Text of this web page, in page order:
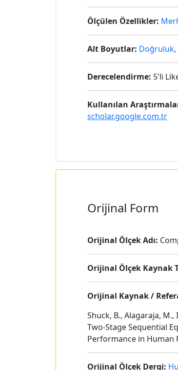
Ölçülen Özellikler:
Alt Boyutlar: Doğruluk,
Derecelendirme: 5'li
Kullanılan
scholar.google.com.tr
Orijinal Form
Orijinal Ölçek Adı:
Orijinal Ölçek Kaynak
Orijinal Kaynak /
Shuck, B., Alagaraja,
Two‐Stage Sequential
Performance in Human
Orijinal Ölçek Dergi: